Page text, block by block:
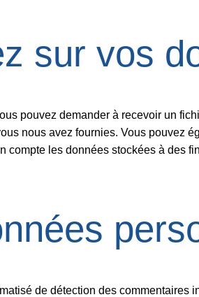
sur vos
pouvez demander à recevoir un
nous avez fournies. Vous pouvez
les données stockées à des
de détection des commentaires